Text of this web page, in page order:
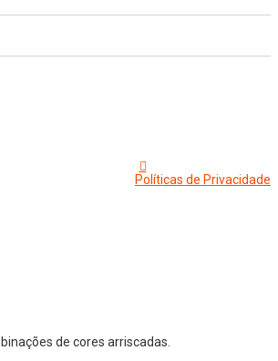
Políticas de Privacidade
de cores arriscadas.